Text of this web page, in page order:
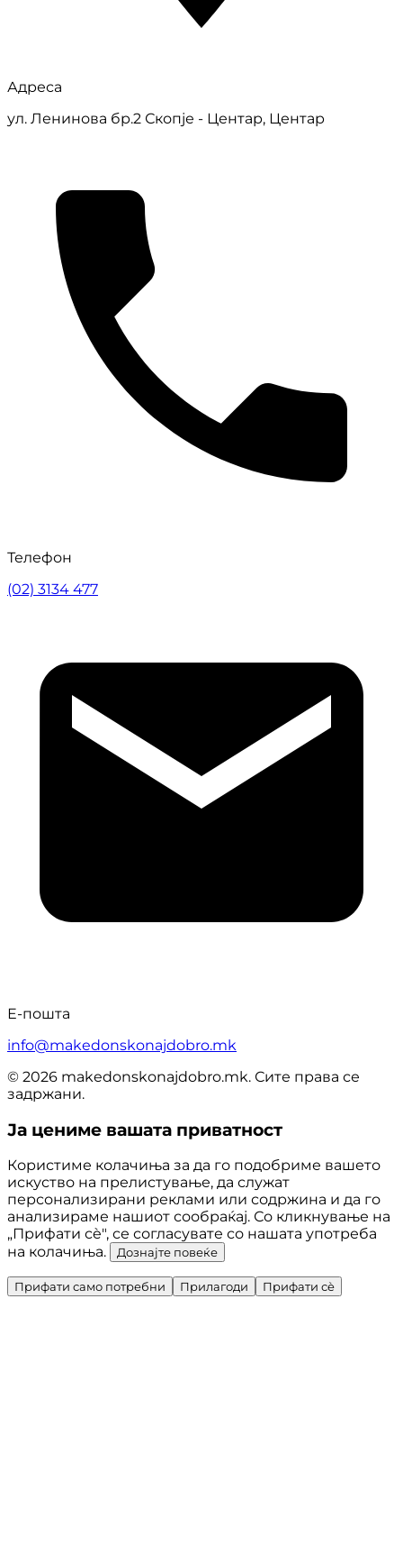
Адреса
ул. Ленинова бр.2 Скопје - Центар, Центар
Телефон
(02) 3134 477
Е-пошта
info@makedonskonajdobro.mk
© 2026 makedonskonajdobro.mk. Сите права се
задржани.
Ја цениме вашата приватност
Користиме колачиња за да го подобриме вашето
искуство на прелистување, да служат
персонализирани реклами или содржина и да го
анализираме нашиот сообраќај. Со кликнување на
„Прифати сè", се согласувате со нашата употреба
на колачиња.
Дознајте повеќе
Прифати само потребни Прилагоди Прифати сè